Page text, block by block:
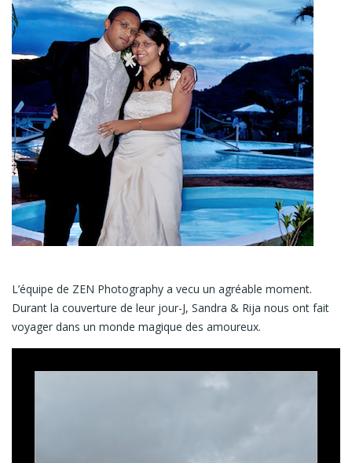
L’équipe de ZEN Photography a vecu un agréable moment.
Durant la couverture de leur jour-J, Sandra & Rija nous ont fait
voyager dans un monde magique des amoureux.